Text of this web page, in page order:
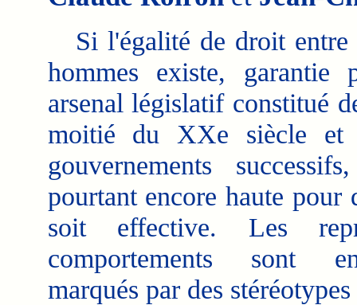
Si l'égalité de droit entre
hommes existe, garantie
arsenal législatif constitué
moitié du XXe siècle et
gouvernements
pourtant encore haute pour
soit effective. Les
comportements sont
marqués par des